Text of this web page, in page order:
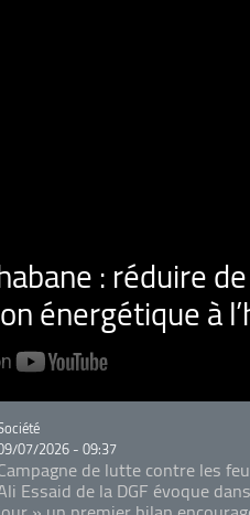
: réduire
énergétique à
07/2026 - 09:37
de lutte contre les
Essaid de la DGF évoque